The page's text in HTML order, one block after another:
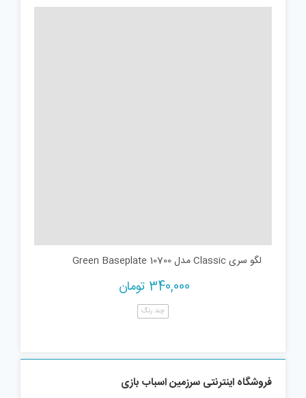
لگو سری Classic مدل Green Baseplate 10700
340,000 تومان
چند رنگ
فروشگاه اینترنتی سرزمین اسباب بازی